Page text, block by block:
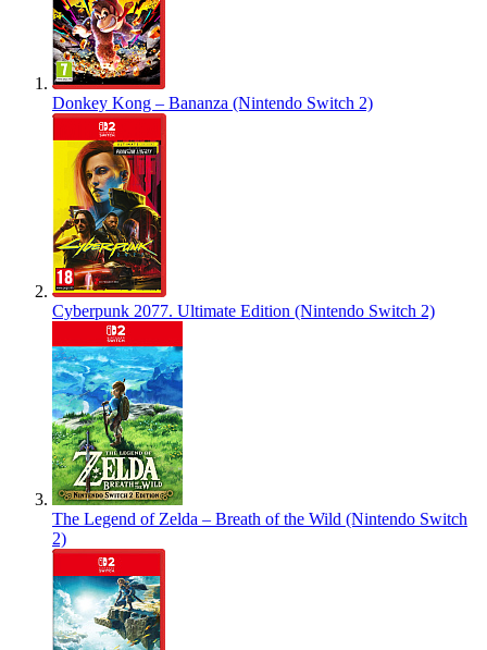
Donkey Kong – Bananza (Nintendo Switch 2)
Cyberpunk 2077. Ultimate Edition (Nintendo Switch 2)
The Legend of Zelda – Breath of the Wild (Nintendo Switch
2)